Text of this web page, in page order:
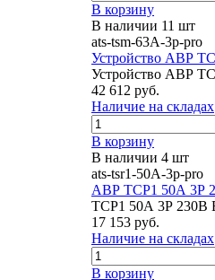
В корзину
В наличии 11 шт
ats-tsm-63A-3p-pro
Устройство АВР
Устройство АВР
42 612 руб.
Наличие на складах
В корзину
В наличии 4 шт
ats-tsr1-50A-3p-pro
АВР ТСР1 50А 3Р
ТСР1 50А 3Р 230В
17 153 руб.
Наличие на складах
В корзину